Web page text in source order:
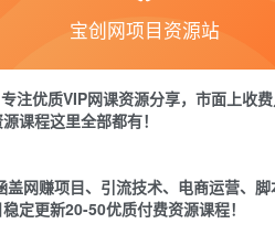
永久会员免费
您当前未登录！建
宝创网项目资源站
注优质VIP网课资源分享，市面上收
课程这里全部都有！
盖网赚项目、引流技术、电商运营、
定更新20-50优质付费资源课程！